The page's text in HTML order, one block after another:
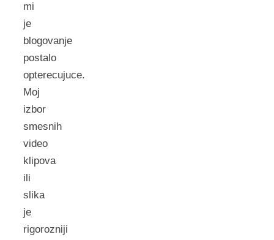
mi
je
blogovanje
postalo
opterecujuce.
Moj
izbor
smesnih
video
klipova
ili
slika
je
rigorozniji